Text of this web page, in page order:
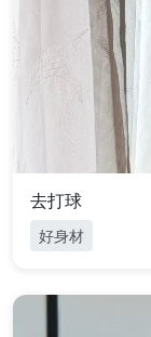
去打球
好身材